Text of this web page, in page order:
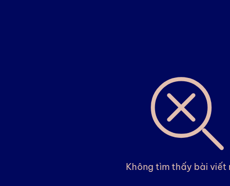
Không tìm thấy bài viết